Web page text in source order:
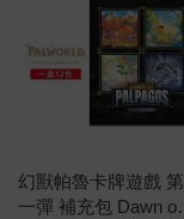
幻獸帕魯卡牌遊戲 第
一彈 補充包 Dawn of